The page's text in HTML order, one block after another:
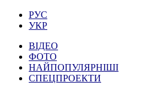
РУС
УКР
ВІДЕО
ФОТО
НАЙПОПУЛЯРНІШІ
СПЕЦПРОЕКТИ